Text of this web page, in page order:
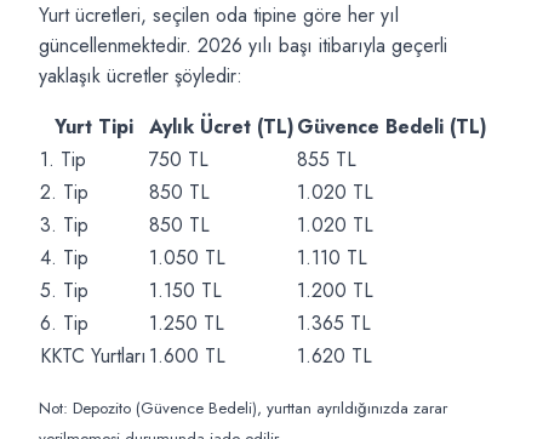
Yurt ücretleri, seçilen oda tipine göre her yıl
güncellenmektedir. 2026 yılı başı itibarıyla geçerli
yaklaşık ücretler şöyledir:
Yurt Tipi Aylık Ücret (TL)Güvence Bedeli (TL)
1. Tip
750 TL
855 TL
2. Tip
850 TL
1.020 TL
3. Tip
850 TL
1.020 TL
4. Tip
1.050 TL
1.110 TL
5. Tip
1.150 TL
1.200 TL
6. Tip
1.250 TL
1.365 TL
KKTC Yurtları 1.600 TL 1.620 TL
Not: Depozito (Güvence Bedeli), yurttan ayrıldığınızda zarar